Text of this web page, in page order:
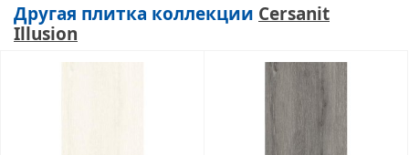
Другая плитка коллекции Cersanit
Illusion